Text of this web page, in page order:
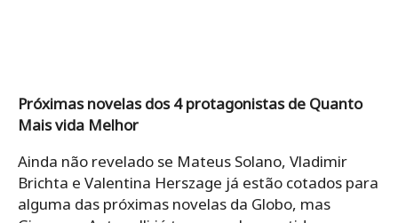
Próximas novelas dos 4 protagonistas de Quanto
Mais vida Melhor
Ainda não revelado se Mateus Solano, Vladimir
Brichta e Valentina Herszage já estão cotados para
alguma das próximas novelas da Globo, mas